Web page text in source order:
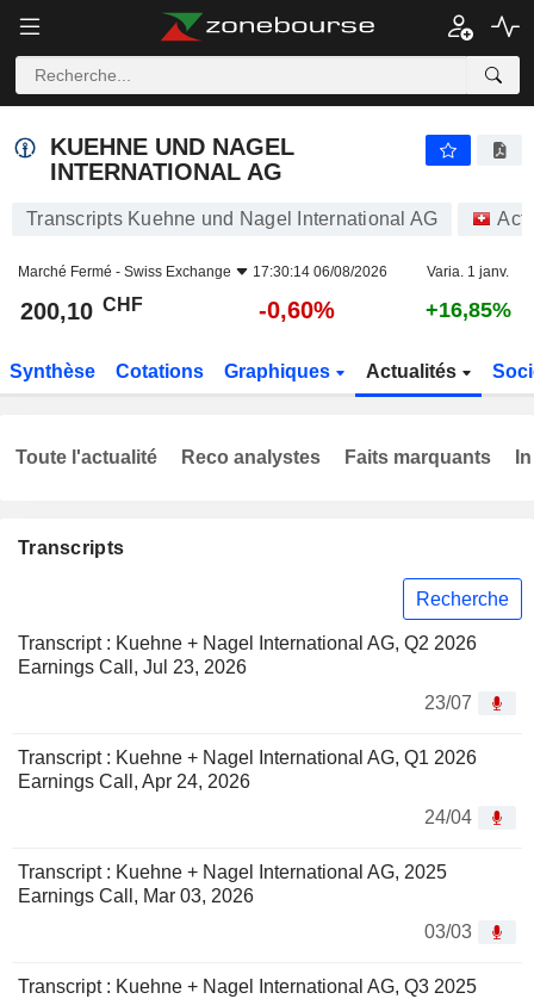
KUEHNE UND NAGEL
INTERNATIONAL AG
Transcripts Kuehne und Nagel International AG
Marché Fermé - Swiss Exchange 17:30:14 06/08/2026 Varia. 1 janv.
200,10 CHF -0,60% +16,85%
Synthèse Cotations Graphiques Actualités
Transcripts
Recherche
Transcript : Kuehne + Nagel International AG, Q2 2026
Earnings Call, Jul 23, 2026
23/07
Transcript : Kuehne + Nagel International AG, Q1 2026
Earnings Call, Apr 24, 2026
24/04
Transcript : Kuehne + Nagel International AG, 2025
Earnings Call, Mar 03, 2026
03/03
Transcript : Kuehne + Nagel International AG, Q3 2025
Toute l'actualité Reco analystes Faits marquants